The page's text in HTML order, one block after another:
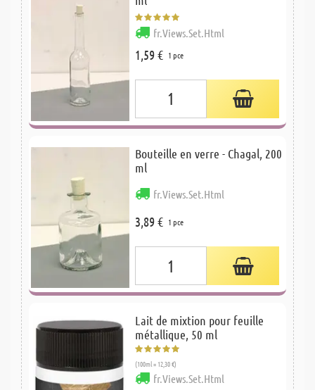
fr.Views.Set.Html
1,59 € 1 pce
Bouteille en verre - Chagal, 200
ml
fr.Views.Set.Html
3,89 € 1 pce
Lait de mixtion pour feuille
métallique, 50 ml
(100ml = 12,30 €)
fr.Views.Set.Html